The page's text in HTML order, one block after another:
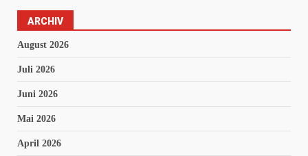
ARCHIV
August 2026
Juli 2026
Juni 2026
Mai 2026
April 2026